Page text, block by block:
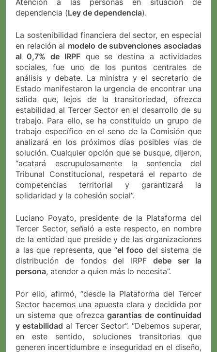
Atención a las personas en situación de
dependencia (Ley de dependencia).
La sostenibilidad financiera del sector, en especial
en relación al modelo de subvenciones asociadas
al 0,7% de IRPFque se destina a actividades
sociales, fue uno de los puntos centrales de
análisis y debate. La ministra y el secretario de
Estado manifestaron la urgencia de encontrar una
salida que, lejos de la transitoriedad, ofrezca
estabilidad al Tercer Sector en el desarrollo de su
trabajo. Para ello, se ha constituido un grupo de
trabajo específico en el seno de la Comisión que
analizará en los próximos días posibles vías de
solución. Cualquier opción que se busque, dijeron,
“acatará escrupulosamente la sentencia del
Tribunal Constitucional, respetará el reparto de
competencias territorial y garantizará la
solidaridad y la cohesión social”.
Luciano Poyato, presidente de la Plataforma del
Tercer Sector, señaló a este respecto, en nombre
de la entidad que preside y de las organizaciones
a las que representa, que “el foco del sistema de
distribución de fondos del IRPFdebe ser la
persona, atender a quien más lo necesita”.
Por ello, afirmó, “desde la Plataforma del Tercer
Sector hacemos una apuesta clara y decidida por
un sistema que ofrezcagarantías de continuidad
y estabilidad al Tercer Sector”. “Debemos superar,
en este sentido, soluciones transitorias que
generen incertidumbre e inseguridad en el diseño,